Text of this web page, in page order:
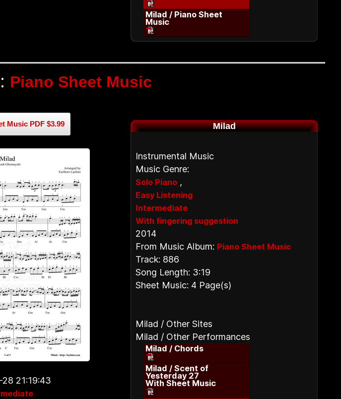
Milad / Piano Sheet
Music
Piano Sheet Music
Music PDF $3.99
21:19:43
Milad
Instrumental Music
Music Genre:
Solo Piano ,
Easy Listening
Intermediate
With fingering suggestion
2014
From Music Album: Piano Sheet Music
Track: 886
Song Length: 3:19
Sheet Music: 4 Page(s)
Milad / Other Sites
Milad / Other Performances
Milad / Chords
Milad / Scent of
Yesterday 27
With Sheet Music